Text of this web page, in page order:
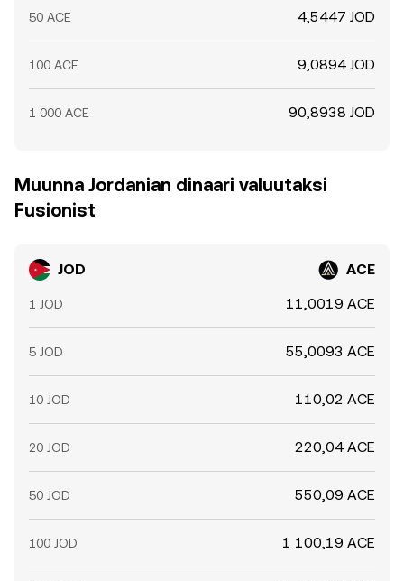
50 ACE 4,5447 JOD
100 ACE 9,0894 JOD
1 000 ACE 90,8938 JOD
Muunna Jordanian dinaari valuutaksi
Fusionist
JOD ACE
1 JOD 11,0019 ACE
5 JOD 55,0093 ACE
10 JOD 110,02 ACE
20 JOD 220,04 ACE
50 JOD 550,09 ACE
100 JOD 1 100,19 ACE